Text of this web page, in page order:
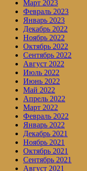
Март 2023
Февраль 2023
Январь 2023
Декабрь 2022
Ноябрь 2022
Октябрь 2022
Сентябрь 2022
Август 2022
Июль 2022
Июнь 2022
Май 2022
Апрель 2022
Март 2022
Февраль 2022
Январь 2022
Декабрь 2021
Ноябрь 2021
Октябрь 2021
Сентябрь 2021
Август 2021